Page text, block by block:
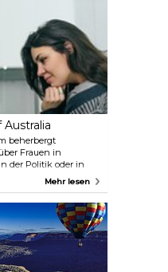
zugänglich.
Sie einen Einblick
sowie in ihre
beherbergt
Frauen in
der Politik oder in
das Leben
auch das Old
über die Zeit der
erfahren können.
Mehr lesen